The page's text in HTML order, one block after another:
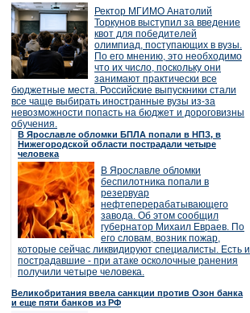
Ректор МГИМО Анатолий
Торкунов выступил за введение
квот для победителей
олимпиад, поступающих в вузы.
По его мнению, это необходимо
что их число, поскольку они
занимают практически все
бюджетные места. Российские выпускники стали
все чаще выбирать иностранные вузы из-за
невозможности попасть на бюджет и дороговизны
обучения.
В Ярославле обломки БПЛА попали в НПЗ, в
Нижегородской области пострадали четыре
человека
В Ярославле обломки
беспилотника попали в
резервуар
нефтеперерабатывающего
завода. Об этом сообщил
губернатор Михаил Евраев. По
его словам, возник пожар,
которые сейчас ликвидируют специалисты. Есть и
пострадавшие - при атаке осколочные ранения
получили четыре человека.
Великобритания ввела санкции против Озон банка
и еще пяти банков из РФ